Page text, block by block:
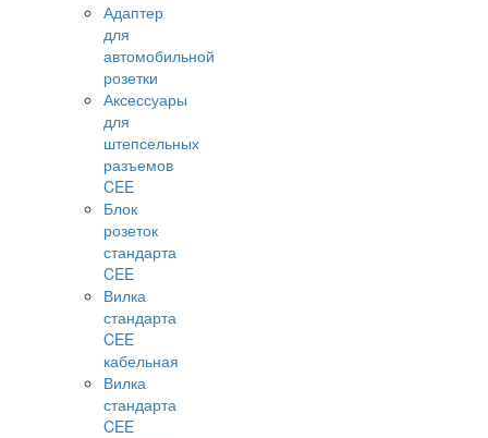
Адаптер
для
автомобильной
розетки
Аксессуары
для
штепсельных
разъемов
CEE
Блок
розеток
стандарта
CEE
Вилка
стандарта
CEE
кабельная
Вилка
стандарта
CEE